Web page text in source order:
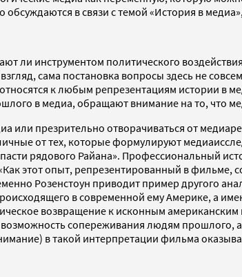
в связи с темой «История в
ли инструментом политического
сама постановка вопросы здесь не
к любым репрезентациям истории в
в медиа, обращают внимание на то, что
или презрительно отворачиваться от
от тех, которые формулируют
рядового Райана». Профессиональный
этот опыт, репрезентированный в фильме,
Розенстоун приводит пример другого
в современной ему Америке, а
возвращение к исконным
сопереживания людям
в такой интерпретации фильма